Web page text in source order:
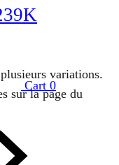
Cart 0
variations.
sur la page du